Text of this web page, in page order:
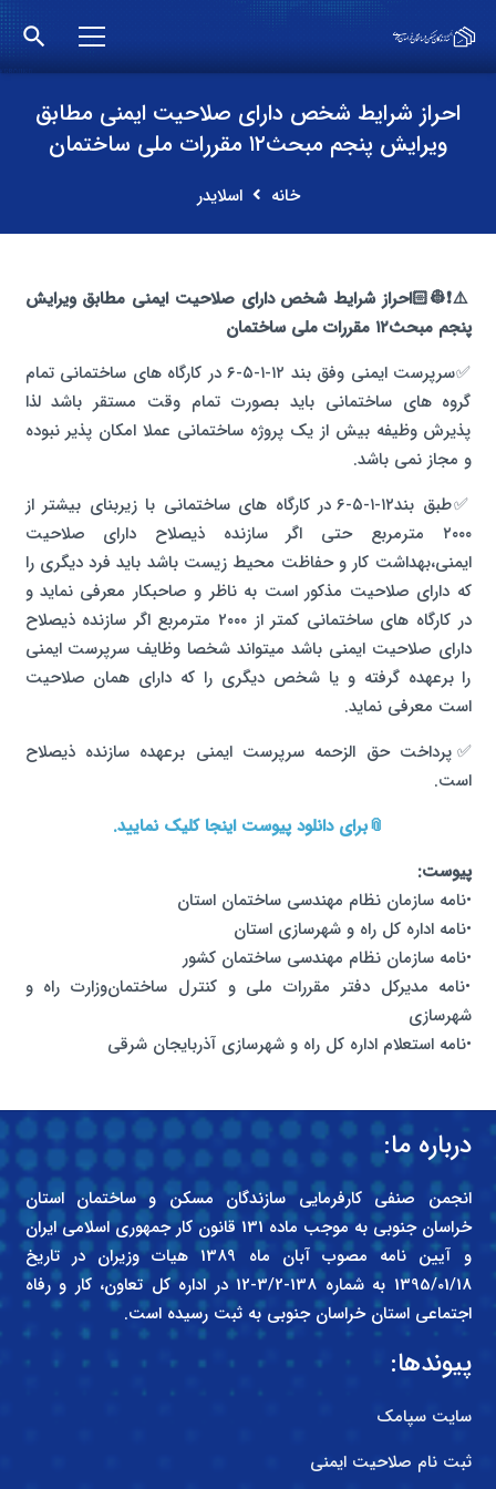
search
احراز شرایط شخص دارای صلاحیت ایمنی مطابق
ویرایش پنجم مبحث۱۲ مقررات ملی ساختمان
خانه اسلایدر
⚠️❗️👷🏻احراز شرایط شخص دارای صلاحیت ایمنی مطابق ویرایش
پنجم مبحث۱۲ مقررات ملی ساختمان
✅سرپرست ایمنی وفق بند ۱۲-۱-۵-۶ در کارگاه های ساختمانی تمام
گروه های ساختمانی باید بصورت تمام وقت مستقر باشد لذا
پذیرش وظیفه بیش از یک پروژه ساختمانی عملا امکان پذیر نبوده
و مجاز نمی باشد.
✅طبق بند۱۲-۱-۵-۶ در کارگاه های ساختمانی با زیربنای بیشتر از
۲۰۰۰ مترمربع حتی اگر سازنده ذیصلاح دارای صلاحیت
ایمنی،بهداشت کار و حفاظت محیط زیست باشد باید فرد دیگری را
که دارای صلاحیت مذکور است به ناظر و صاحبکار معرفی نماید و
در کارگاه های ساختمانی کمتر از ۲۰۰۰ مترمربع اگر سازنده ذیصلاح
دارای صلاحیت ایمنی باشد میتواند شخصا وظایف سرپرست ایمنی
را برعهده گرفته و یا شخص دیگری را که دارای همان صلاحیت
است معرفی نماید.
✅پرداخت حق الزحمه سرپرست ایمنی برعهده سازنده ذیصلاح
است.
📎برای دانلود پیوست اینجا کلیک نمایید.
پیوست:
•نامه سازمان نظام مهندسی ساختمان استان
•نامه اداره کل راه و شهرسازی استان
•نامه سازمان نظام مهندسی ساختمان کشور
•نامه مدیرکل دفتر مقررات ملی و کنترل ساختمان‌وزارت راه و
شهرسازی
•نامه استعلام اداره کل راه و شهرسازی آذربایجان شرقی
درباره ما:
انجمن صنفی کارفرمایی سازندگان مسکن و ساختمان استان
خراسان جنوبی به موجب ماده 131 قانون کار جمهوری اسلامی ایران
و آیین نامه مصوب آبان ماه 1389 هیات وزیران در تاریخ
1395/01/18 به شماره 138-3/2-12 در اداره کل تعاون، کار و رفاه
اجتماعی استان خراسان جنوبی به ثبت رسیده است.
پیوندها:
سایت سپامک
ثبت نام صلاحیت ایمنی